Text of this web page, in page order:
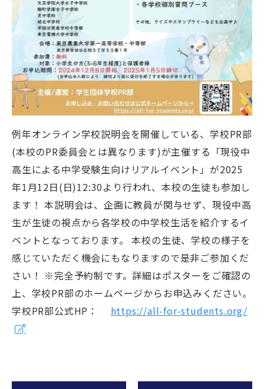
例年オンライン学校説明会を開催している、学校PR部
(本校のPR委員会とは異なります)が主催する「現役中
高生による中学受験生向けリアルイベント」が2025
年1月12日(日)12:30より行われ、本校の生徒も参加し
ます！ 本説明会は、企画に教員が関与せず、現役中高
生が生徒の視点から各学校の中学校生活を紹介するイ
ベントとなっております。 本校の生徒、学校の様子を
感じていただく機会にもなりますので是非ご参加くだ
さい！ ※完全予約制です。詳細はポスターをご確認の
上、学校PR部のホームページからお申込みください。
学校PR部公式HP： https://all-for-students.org/